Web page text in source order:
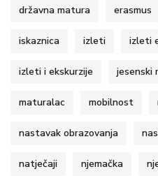
državna matura erasmus
iskaznica izleti izleti
izleti i ekskurzije jesenski
maturalac mobilnost
nastavak obrazovanja
natječaji njemačka